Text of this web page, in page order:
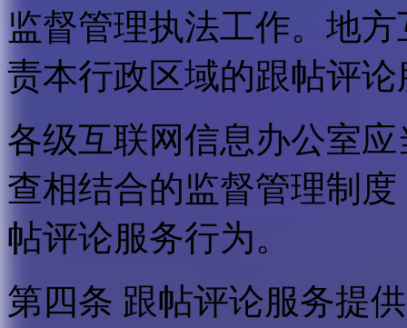
监督管理执法工作。地
责本行政区域的跟帖评
各级互联网信息办公室
查相结合的监督管理制
帖评论服务行为。
第四条 跟帖评论服务提